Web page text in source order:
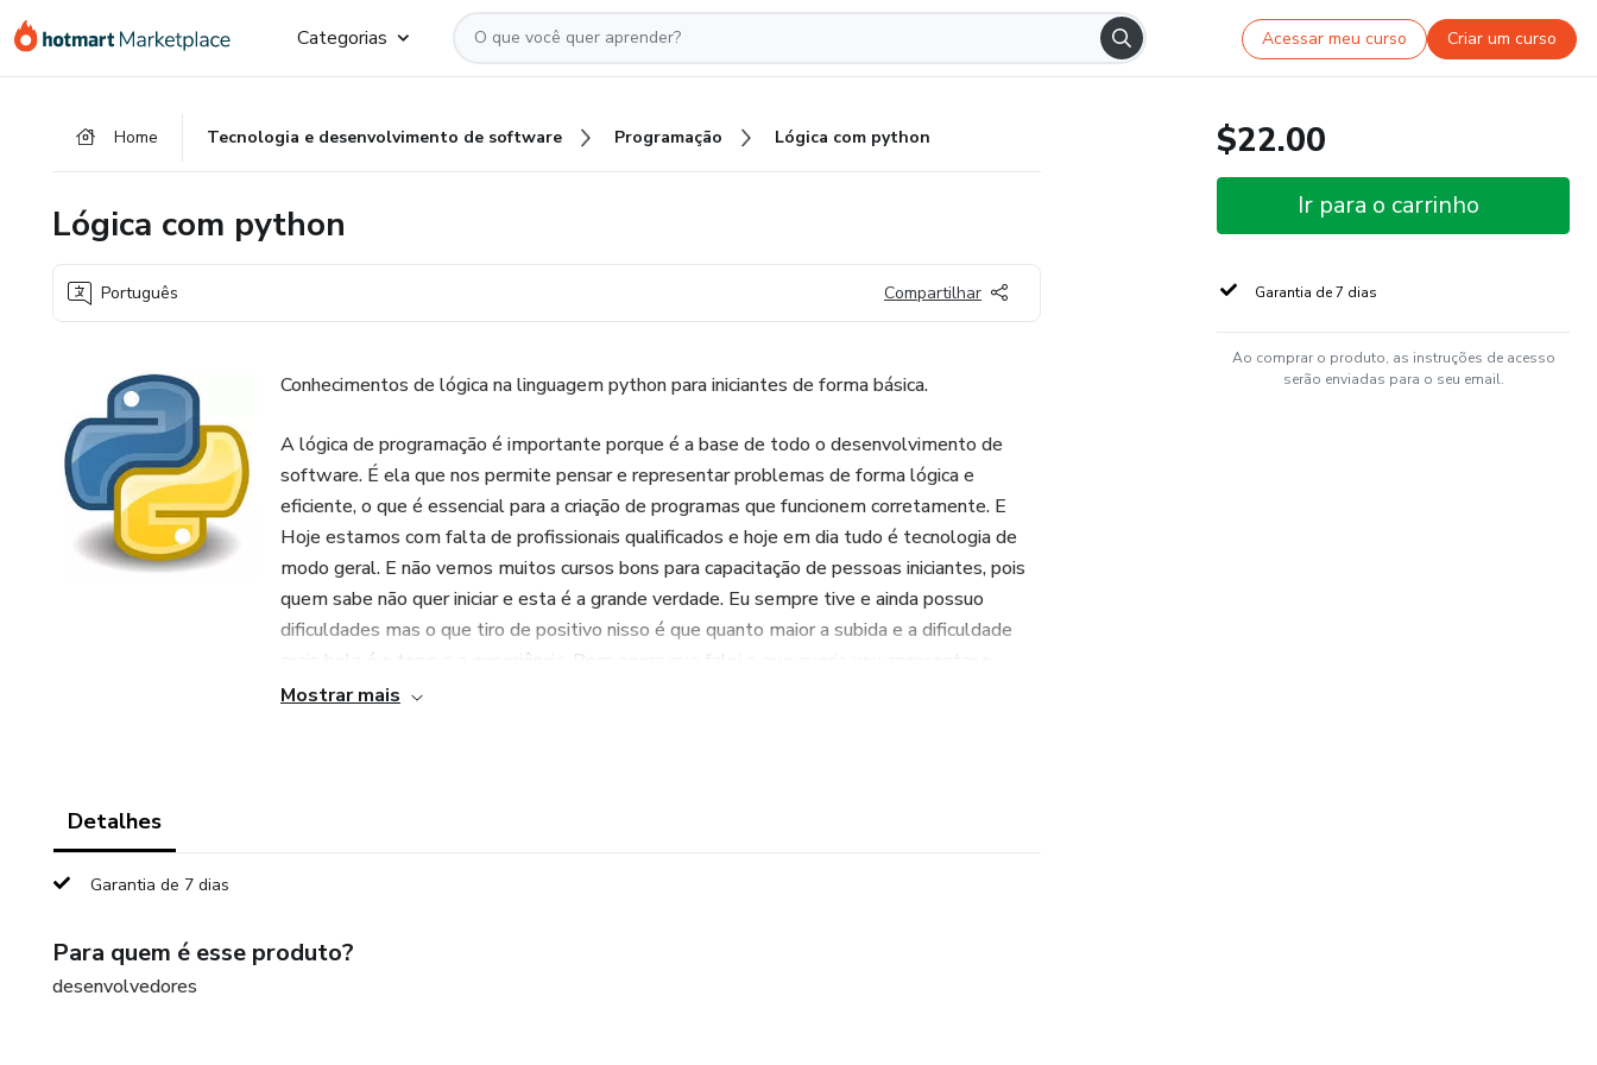
para
para
para
Categorias Acessar meu curso Criar um curso
Home Tecnologia e desenvolvimento de software Programação Lógica com python
Lógica com python
Português Compartilhar
Conhecimentos de lógica na linguagem python para iniciantes de forma básica.
A lógica de programação é importante porque é a base de todo o desenvolvimento de
software. É ela que nos permite pensar e representar problemas de forma lógica e
eficiente, o que é essencial para a criação de programas que funcionem corretamente. E
Hoje estamos com falta de profissionais qualificados e hoje em dia tudo é tecnologia de
modo geral. E não vemos muitos cursos bons para capacitação de pessoas iniciantes, pois
quem sabe não quer iniciar e esta é a grande verdade. Eu sempre tive e ainda possuo
dificuldades mas o que tiro de positivo nisso é que quanto maior a subida e a dificuldade
mais bela é o topo e a experiência. Bom agora que falei o que queria vou apresentar o
curso: Capítulo 1: Revisão de Conceitos Básicos
avançados: operações avançadas, manipulação eficiente de dados
Mostrar mais
Detalhes
Garantia de 7 dias
Para quem é esse produto?
desenvolvedores
$22.00
Ir para o carrinho
Garantia de 7 dias
Ao comprar o produto, as instruções de acesso
serão enviadas para o seu email.